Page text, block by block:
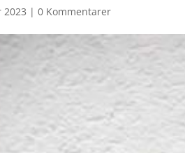
2023 |0 Kommentarer